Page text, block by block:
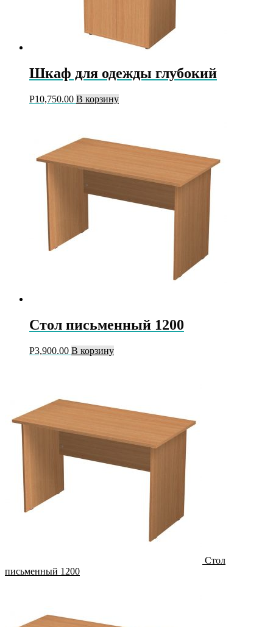
Шкаф для одежды глубокий
Р10,750.00 В корзину
Стол письменный 1200
Р3,900.00 В корзину
Стол
письменный 1200